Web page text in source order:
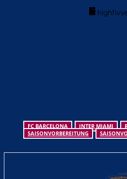
FC BARCELONA INTER MIAMI
SAISONVORBEREITUNG